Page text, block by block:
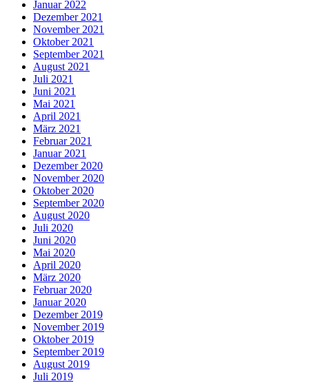
Januar 2022
Dezember 2021
November 2021
Oktober 2021
September 2021
August 2021
Juli 2021
Juni 2021
Mai 2021
April 2021
März 2021
Februar 2021
Januar 2021
Dezember 2020
November 2020
Oktober 2020
September 2020
August 2020
Juli 2020
Juni 2020
Mai 2020
April 2020
März 2020
Februar 2020
Januar 2020
Dezember 2019
November 2019
Oktober 2019
September 2019
August 2019
Juli 2019